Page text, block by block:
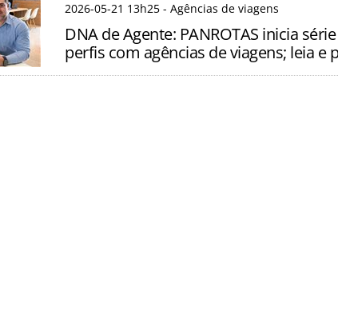
2026-05-21 13h25 - Agências de viagens
DNA de Agente: PANROTAS inicia
perfis com agências de viagens; leia e